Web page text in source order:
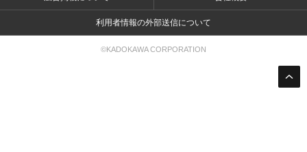
利用者情報の外部送信について
©KADOKAWA CORPORATION